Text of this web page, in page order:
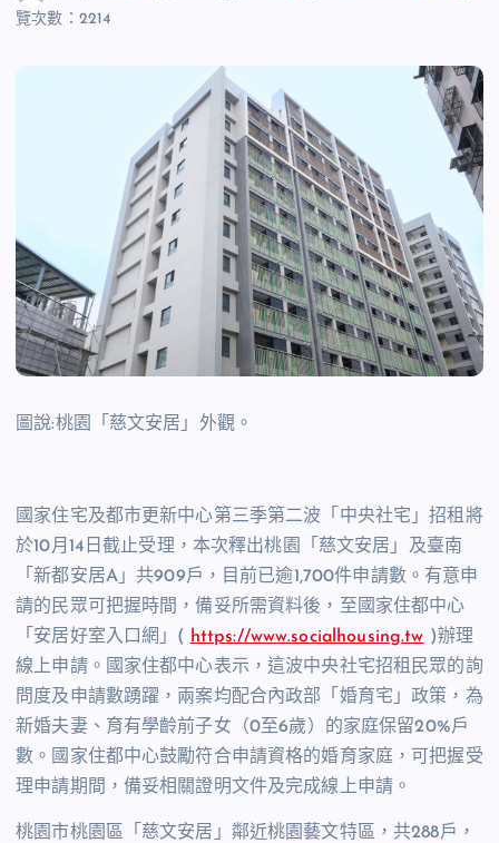
覽次數：2214
圖說:桃園「慈文安居」外觀。
國家住宅及都市更新中心第三季第二波「中央社宅」招租將
於10月 14 日截止受理，本次釋出桃園「慈文安居」及臺南
「新都安居A」共909戶，目前已逾1,700件申請數。有意申
請的民眾可把握時間，備妥所需資料後，至國家住都中心
「安居好室入口網」 ( https://www.socialhousing.tw )辦理
線上申請。國家住都中心表示，這波中央社宅招租民眾的詢
問度及申請數踴躍，兩案均配合內政部「婚育宅」政策，為
新婚夫妻、育有學齡前子女（0至6歲）的家庭保留20%戶
數。國家住都中心鼓勵符合申請資格的婚育家庭，可把握受
理申請期間，備妥相關證明文件及完成線上申請。
桃園市桃園區「慈文安居」鄰近桃園藝文特區，共288戶，